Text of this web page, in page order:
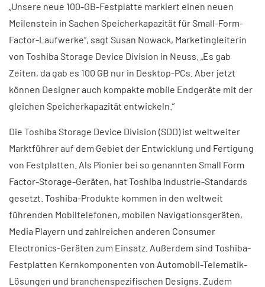
„Unsere neue 100-GB-Festplatte markiert einen neuen
Meilenstein in Sachen Speicherkapazität für Small-Form-
Factor-Laufwerke”, sagt Susan Nowack, Marketingleiterin
von Toshiba Storage Device Division in Neuss. „Es gab
Zeiten, da gab es 100 GB nur in Desktop-PCs. Aber jetzt
können Designer auch kompakte mobile Endgeräte mit der
gleichen Speicherkapazität entwickeln.”
Die Toshiba Storage Device Division (SDD) ist weltweiter
Marktführer auf dem Gebiet der Entwicklung und Fertigung
von Festplatten. Als Pionier bei so genannten Small Form
Factor-Storage-Geräten, hat Toshiba Industrie-Standards
gesetzt. Toshiba-Produkte kommen in den weltweit
führenden Mobiltelefonen, mobilen Navigationsgeräten,
Media Playern und zahlreichen anderen Consumer
Electronics-Geräten zum Einsatz. Außerdem sind Toshiba-
Festplatten Kernkomponenten von Automobil-Telematik-
Lösungen und branchenspezifischen Designs. Zudem